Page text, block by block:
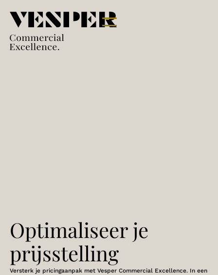
Optimaliseer je
prijsstelling
Versterk je pricingaanpak met Vesper Commercial Excellence. In een